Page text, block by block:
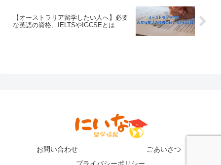
【オーストラリア留学したい人へ】必要
な英語の資格、IELTSやIGCSEとは
お問い合わせ
ごあいさつ